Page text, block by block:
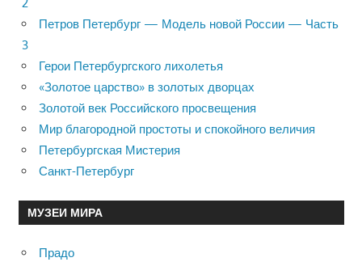
Петров Петербург — Модель новой России — Часть
3
Герои Петербургского лихолетья
«Золотое царство» в золотых дворцах
Золотой век Российского просвещения
Мир благородной простоты и спокойного величия
Петербургская Мистерия
Санкт-Петербург
МУЗЕИ МИРА
Прадо